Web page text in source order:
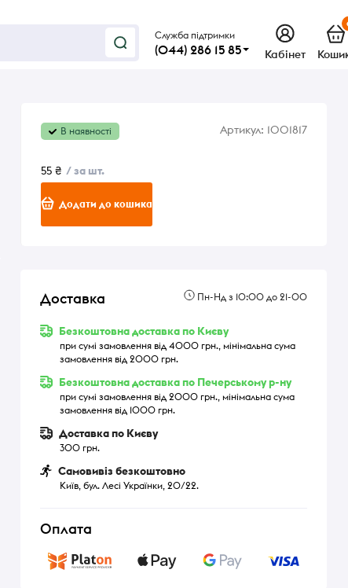
Служба підтримки
(044) 286 15 85 Кабінет
В наявності Артикул: 1001817
55 ₴ / за шт.
Додати до кошика
Доставка Пн-Нд з 10:00 до 21-00
Безкоштовна доставка по Києву
при сумі замовлення від 4000 грн., мінімальна сума
замовлення від 2000 грн.
Безкоштовна доставка по Печерському р-ну
при сумі замовлення від 2000 грн., мінімальна сума
замовлення від 1000 грн.
Доставка по Києву
300 грн.
Самовивіз безкоштовно
Київ, бул. Лесі Українки, 20/22.
Оплата